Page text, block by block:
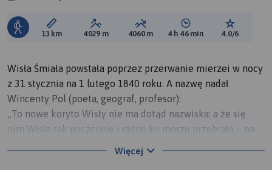
Długość trasy:
13 km Suma przewyższeń:
4029 m Suma spadków:
4060 m Średni czas potrzebny
4 h 46 min Ocena
4.0/6
Wisła Śmiała powstała poprzez przerwanie mierzei w nocy
z 31 stycznia na 1 lutego 1840 roku. A nazwę nadał
Wincenty Pol (poeta, geograf, profesor):
„To nowe koryto Wisły nie ma dotąd nazwiska: a że się
nim Wisła tak poczciwie i raźno ku morzu przebrała – na­
Więcej